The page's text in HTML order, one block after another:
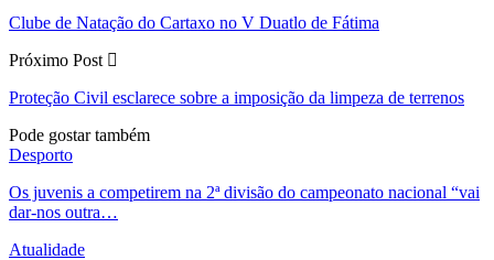
Clube de Natação do Cartaxo no V Duatlo de Fátima
Próximo Post
Proteção Civil esclarece sobre a imposição da limpeza de terrenos
Pode gostar também
Desporto
Os juvenis a competirem na 2ª divisão do campeonato nacional “vai
dar-nos outra…
Atualidade